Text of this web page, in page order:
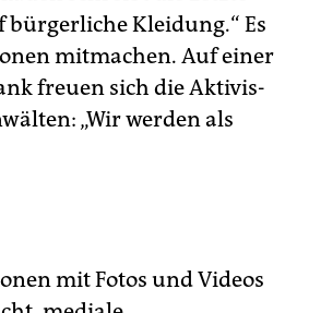
bürgerliche Kleidung.“ Es
mitmachen. Auf einer
freuen sich die Ak­ti­vis­
„Wir werden als
mit Fotos und Videos